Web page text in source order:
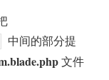
中间的部分提
文件